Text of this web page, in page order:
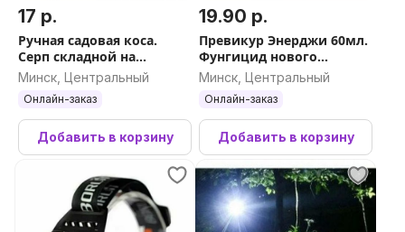
17 р.
Ручная садовая коса.
Серп складной на
длинной ручке, 40 см
Минск, Центральный
Онлайн-заказ
Добавить в корзину
19.90 р.
Превикур Энерджи 60мл.
Фунгицид нового
поколения для рассады,
овощей ,против
грибковых заболеваний
Минск, Центральный
Онлайн-заказ
Добавить в корзину